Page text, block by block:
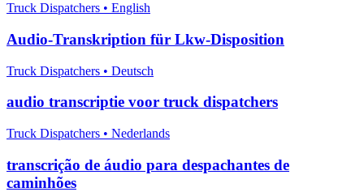
Truck Dispatchers • English
Audio-Transkription für Lkw-Disposition
Truck Dispatchers • Deutsch
audio transcriptie voor truck dispatchers
Truck Dispatchers • Nederlands
transcrição de áudio para despachantes de
caminhões